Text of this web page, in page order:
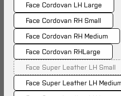
Face Cordovan LH Large
Face Cordovan RH Small
Face Cordovan RH Medium
Face Cordovan RHLarge
Face Super Leather LH Small
(Diese Option ist
Face Super Leather LH